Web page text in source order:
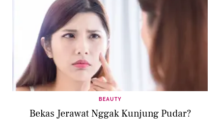
BEAUTY
Bekas Jerawat Nggak Kunjung Pudar?